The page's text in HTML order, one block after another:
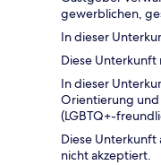
gewerblichen,
In dieser
Diese Unterkunft
In dieser
Orientierung
(LGBTQ+-
Diese
nicht akzeptiert.